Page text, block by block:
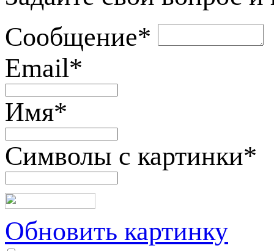
Сообщение*
Email*
Имя*
Символы с картинки*
Обновить картинку